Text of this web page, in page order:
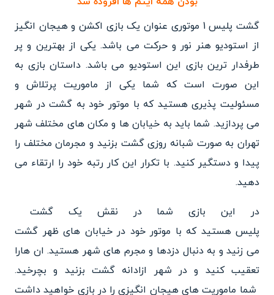
گشت پلیس 1 موتوری عنوان یک بازی اکشن و هیجان انگیز
از استودیو هنر نور و حرکت می باشد. یکی از بهترین و پر
طرفدار ترین بازی این استودیو می باشد. داستان بازی به
این صورت است که شما یکی از ماموریت پرتلاش و
مسئولیت پذیری هستید که با موتور خود به گشت در شهر
می پردازید. شما باید به خیابان ها و مکان های مختلف شهر
تهران به صورت شبانه روزی گشت بزنید و مجرمان مختلف را
پیدا و دستگیر کنید. با تکرار این کار رتبه خود را ارتقاء می
دهید.
در این بازی شما در نقش یک گشت
پلیس هستید که با موتور خود درخیابان های ظهر گشت
می زنید و به دنبال دزدها و مجرم های شهر هستید. ان هارا
تعقیب کنید و در شهر ازادانه گشت بزنید و بچرخید.
شما ماموریت های هیجان انگیزی را در بازی خواهید داشت